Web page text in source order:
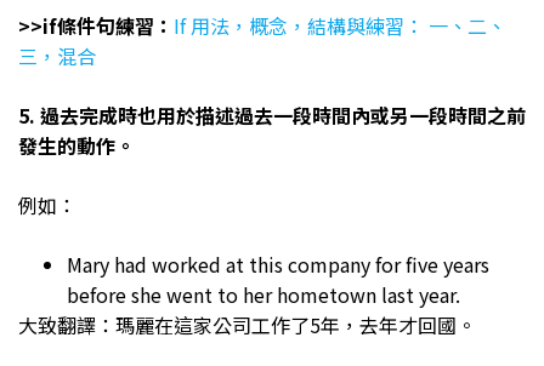
>>if條件句練習： If 用法，概念，結構與練習： 一、二、
三，混合
5. 過去完成時也用於描述過去一段時間內或另一段時間之前
發生的動作。
例如：
Mary had worked at this company for five years
before she went to her hometown last year.
大致翻譯：瑪麗在這家公司工作了5年，去年才回國。